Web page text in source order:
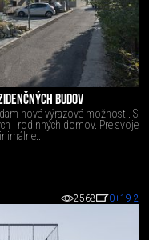
BUDOV
nové výrazové možnosti. S
i rodinných domov. Pre svoje
2568 0+19-2